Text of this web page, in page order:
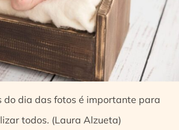
do dia das fotos é importante para
todos. (Laura Alzueta)